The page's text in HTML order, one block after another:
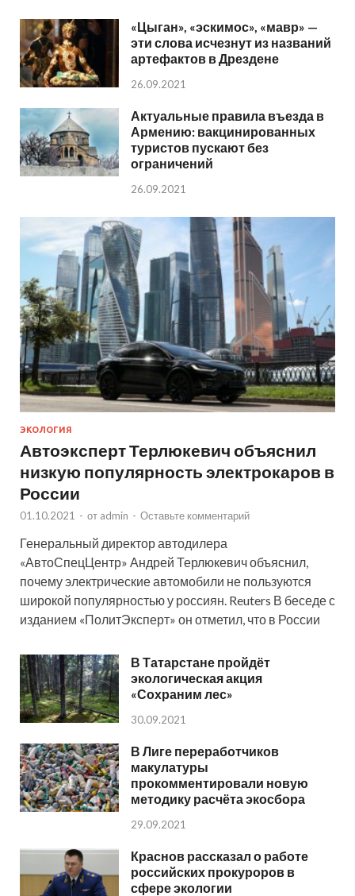
«Цыган», «эскимос», «мавр» —
эти слова исчезнут из названий
артефактов в Дрездене
26.09.2021
Актуальные правила въезда в
Армению: вакцинированных
туристов пускают без
ограничений
26.09.2021
ЭКОЛОГИЯ
Автоэксперт Терлюкевич объяснил
низкую популярность электрокаров в
России
01.10.2021 - от admin - Оставьте комментарий
Генеральный директор автодилера
«АвтоСпецЦентр» Андрей Терлюкевич объяснил,
почему электрические автомобили не пользуются
широкой популярностью у россиян. Reuters В беседе с
изданием «ПолитЭксперт» он отметил, что в России
В Татарстане пройдёт
экологическая акция
«Сохраним лес»
30.09.2021
В Лиге переработчиков
макулатуры
прокомментировали новую
методику расчёта экосбора
29.09.2021
Краснов рассказал о работе
российских прокуроров в
сфере экологии